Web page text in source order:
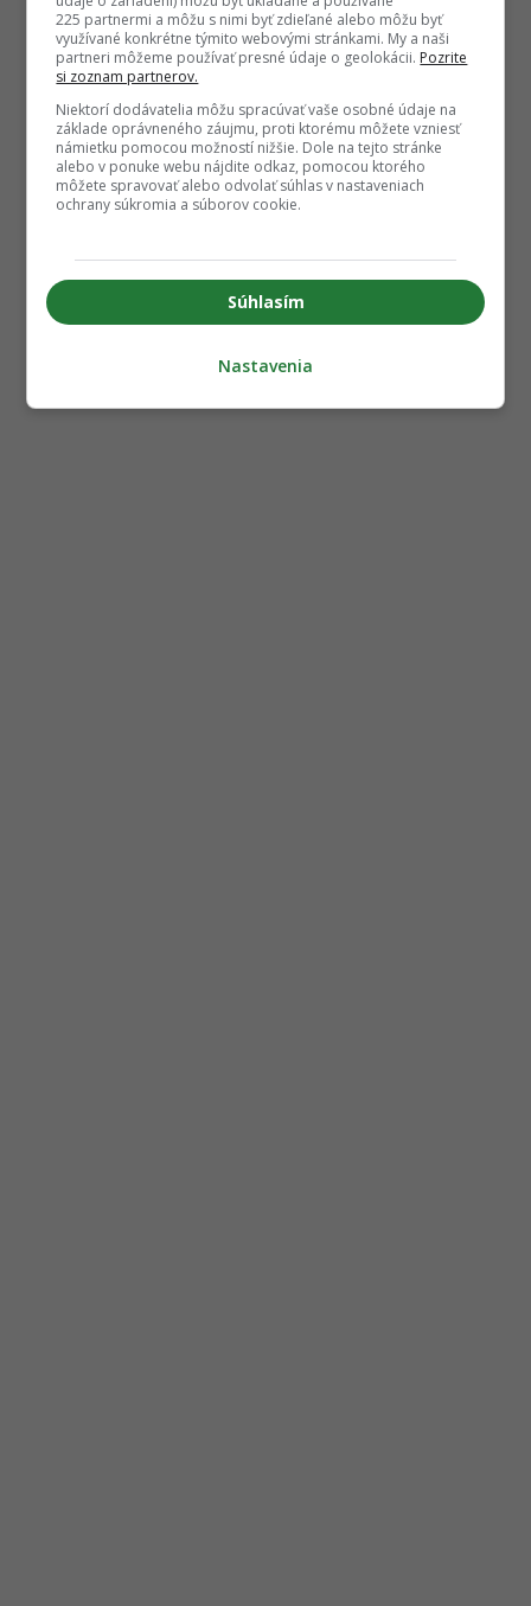
225 partnermi a môžu s nimi byť zdieľané alebo môžu byť
využívané konkrétne týmito webovými stránkami. My a naši
partneri môžeme používať presné údaje o geolokácii. Pozrite
si zoznam partnerov.
Niektorí dodávatelia môžu spracúvať vaše osobné údaje na
základe oprávneného záujmu, proti ktorému môžete vzniesť
námietku pomocou možností nižšie. Dole na tejto stránke
alebo v ponuke webu nájdite odkaz, pomocou ktorého
môžete spravovať alebo odvolať súhlas v nastaveniach
ochrany súkromia a súborov cookie.
Súhlasím
Nastavenia